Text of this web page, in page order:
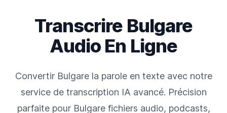
Transcrire Bulgare
Audio En Ligne
Convertir Bulgare la parole en texte avec notre
service de transcription IA avancé. Précision
parfaite pour Bulgare fichiers audio, podcasts,